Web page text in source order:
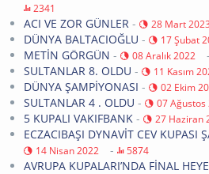
2341
ACI VE ZOR GÜNLER - 28 Mart 2023
DÜNYA BALTACIOĞLU - 17 Şubat
METİN GÖRGÜN - 08 Aralık 2022 -
SULTANLAR 8. OLDU - 11 Kasım
DÜNYA ŞAMPİYONASI - 02 Ekim
SULTANLAR 4 . OLDU - 07 Ağustos
5 KUPALI VAKIFBANK - 27 Haziran
ECZACIBAŞI DYNAVİT CEV KUPASI
14 Nisan 2022 - 5874
AVRUPA KUPALARI’NDA FİNAL